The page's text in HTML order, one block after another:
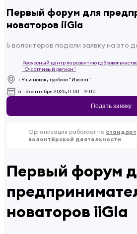
Первый форум для
новаторов iiGla
5 волонтёров подали заявку на это
Ресурсный центр по развитию
"Счастливый регион"
г. Ульяновск, турбаза "Иволга"
5 – 6 сентября 2025, 11:00 - 19:00
Подать заявку
Организация работает по
волонтёрской деятельности
Первый форум
новаторов iiGla